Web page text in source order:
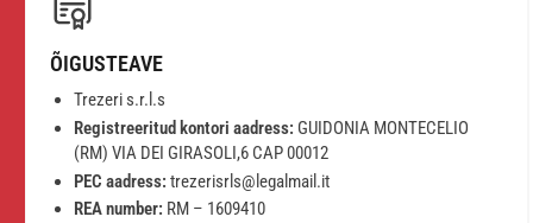
ÕIGUSTEAVE
Trezeri s.r.l.s
Registreeritud kontori aadress: GUIDONIA MONTECELIO
(RM) VIA DEI GIRASOLI,6 CAP 00012
PEC aadress: trezerisrls@legalmail.it
REA number: RM – 1609410